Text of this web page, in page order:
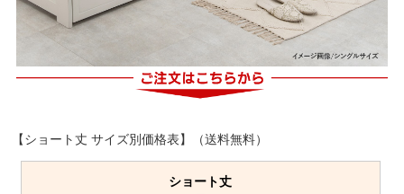
【ショート丈 サイズ別価格表】（送料無料）
ショート丈